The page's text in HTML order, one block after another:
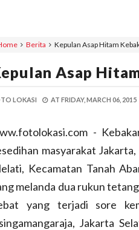
Berita Kepulan Asap Hitam
Asap
LOKASI AT FRIDAY, MARCH 06, 2015
-
masyarakat
Kecamatan Tanah
melanda dua rukun
yang terjadi sore
Jakarta